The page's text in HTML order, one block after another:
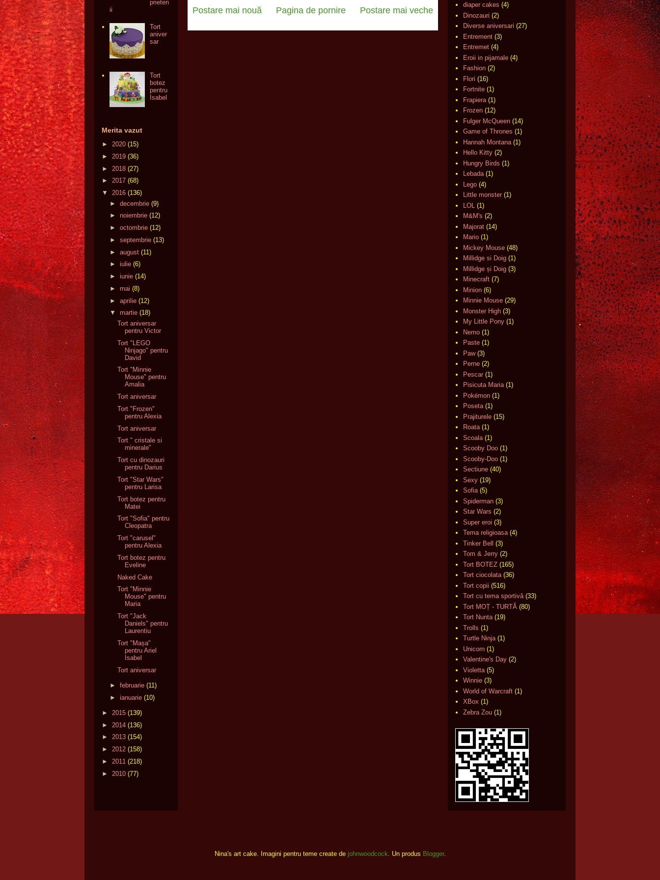
Postare mai nouă Postare mai veche
Pagina de pornire
prieten
ii
Tort
aniver
sar
Tort
botez
pentru
Isabel
Merita vazut
► 2020 (15)
► 2019 (36)
► 2018 (27)
► 2017 (68)
▼
2016 (136)
► decembrie (9)
► noiembrie (12)
► octombrie (12)
► septembrie (13)
► august (11)
► iulie (6)
► iunie (14)
► mai (8)
► aprilie (12)
▼
martie (18)
Tort aniversar
pentru Victor
Tort "LEGO
Ninjago" pentru
David
Tort "Minnie
Mouse" pentru
Amalia
Tort aniversar
Tort "Frozen"
pentru Alexia
Tort aniversar
Tort " cristale si
minerale"
Tort cu dinozauri
pentru Darius
Tort "Star Wars"
pentru Larisa
Tort botez pentru
Matei
Tort "Sofia" pentru
Cleopatra
Tort "carusel"
pentru Alexia
Tort botez pentru
Eveline
Naked Cake
Tort "Minnie
Mouse" pentru
Maria
Tort "Jack
Daniels" pentru
Laurentiu
Tort "Mașa"
pentru Ariel
Isabel
Tort aniversar
► februarie (11)
► ianuarie (10)
► 2015 (139)
► 2014 (136)
► 2013 (154)
► 2012 (158)
► 2011 (218)
► 2010 (77)
diaper cakes (4)
Dinozauri (2)
Diverse aniversari (27)
Entrement (3)
Entremet (4)
Eroii in pijamale (4)
Fashion (2)
Flori (16)
Fortnite (1)
Frapiera (1)
Frozen (12)
Fulger McQueen (14)
Game of Thrones (1)
Hannah Montana (1)
Hello Kitty (2)
Hungry Birds (1)
Lebada (1)
Lego (4)
Little monster (1)
LOL
(1)
M&M's (2)
Majorat (14)
Mario (1)
Mickey Mouse (48)
Millidge si Doig (1)
Millidge și Doig (3)
Minecraft (7)
Minion (6)
Minnie Mouse (29)
Monster High (3)
My Little Pony (1)
Nemo (1)
Paste (1)
Paw (3)
Perne (2)
Pescar (1)
Pisicuta Maria (1)
Pokémon (1)
Poseta (1)
Prajiturele (15)
Roata (1)
Scoala (1)
Scooby Doo (1)
Scooby-Doo (1)
Sectiune (40)
Sexy (19)
Sofia (5)
Spiderman (3)
Star Wars (2)
Super eroi (3)
Tema religioasa (4)
Tinker Bell
(3)
Tom & Jerry (2)
Tort BOTEZ (165)
Tort ciocolata (36)
Tort copii (516)
Tort cu tema sportivă (33)
Tort MOȚ - TURTĂ (80)
Tort Nunta (19)
Trolls (1)
Turtle Ninja (1)
Unicorn (1)
Valentine's Day (2)
Violetta (5)
Winnie (3)
World of Warcraft (1)
XBox (1)
Zebra Zou (1)
Nina's art cake. Imagini pentru teme create de johnwoodcock. Un produs Blogger.